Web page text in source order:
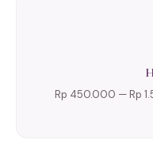
Rp 450.000 — Rp